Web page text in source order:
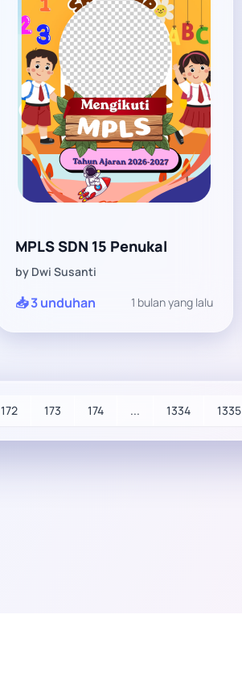
MPLS SDN 15 Penukal
by Dwi Susanti
📥 3 unduhan 1 bulan yang lalu
172 173 174 ... 1334 1335